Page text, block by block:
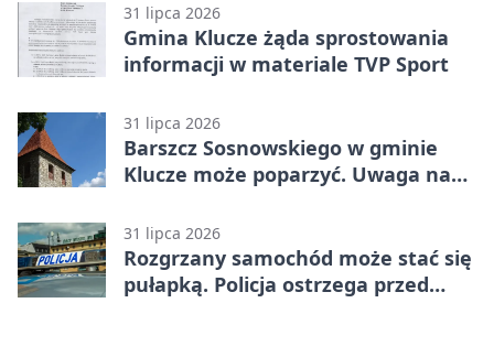
31 lipca 2026
Gmina Klucze żąda sprostowania
informacji w materiale TVP Sport
31 lipca 2026
Barszcz Sosnowskiego w gminie
Klucze może poparzyć. Uwaga na
31 lipca 2026
Rozgrzany samochód może stać się
pułapką. Policja ostrzega przed